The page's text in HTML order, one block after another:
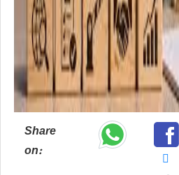
Share
on: